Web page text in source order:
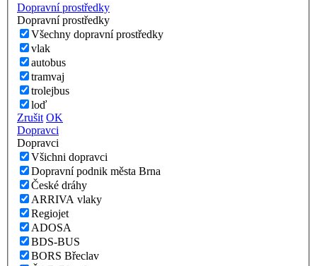
Dopravní prostředky
Dopravní prostředky
Všechny dopravní prostředky
vlak
autobus
tramvaj
trolejbus
loď
Zrušit OK
Dopravci
Dopravci
Všichni dopravci
Dopravní podnik města Brna
České dráhy
ARRIVA vlaky
Regiojet
ADOSA
BDS-BUS
BORS Břeclav